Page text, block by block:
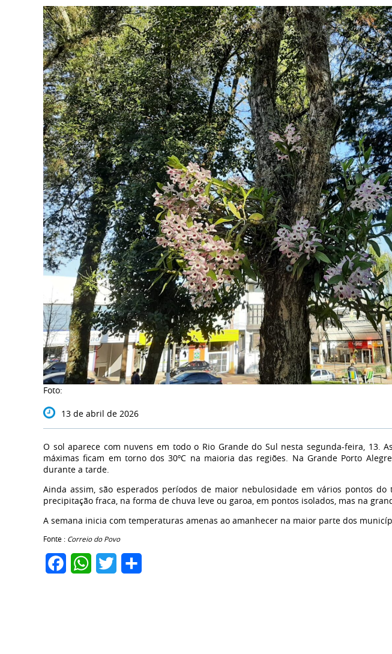
Foto:
13 de abril de 2026
O sol aparece com nuvens em todo o Rio Grande do Sul nesta segunda-feira, 13.
máximas ficam em torno dos 30ºC na maioria das regiões. Na Grande Porto
durante a tarde.
Ainda assim, são esperados períodos de maior nebulosidade em vários pontos
precipitação fraca, na forma de chuva leve ou garoa, em pontos isolados, mas na
A semana inicia com temperaturas amenas ao amanhecer na maior parte dos
Fonte : Correio do Povo
FacebookWhatsApp
Twitter